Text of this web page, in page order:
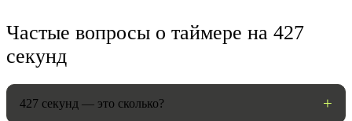
НАСТРОЙКИ
Звуки:
Частые вопросы о таймере на 427
секунд
427 секунд — это сколько?